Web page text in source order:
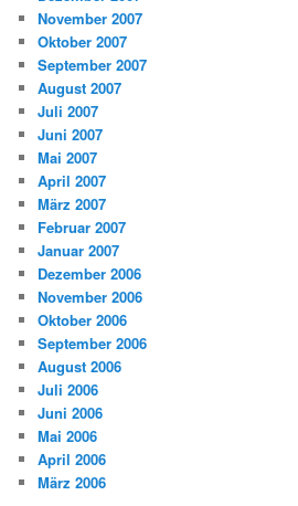
November 2007
Oktober 2007
September 2007
August 2007
Juli 2007
Juni 2007
Mai 2007
April 2007
März 2007
Februar 2007
Januar 2007
Dezember 2006
November 2006
Oktober 2006
September 2006
August 2006
Juli 2006
Juni 2006
Mai 2006
April 2006
März 2006